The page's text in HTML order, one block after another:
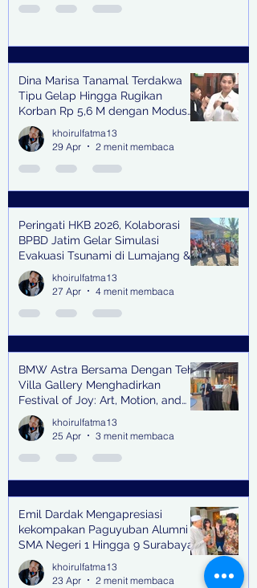
Dina Marisa Tanamal Terdakwa
Tipu Gelap Hingga Rugikan
Korban Rp 5,6 M dengan Modus
Kerja Sama Impor Bodong
khoirulfatma13
29 Apr
2 menit membaca
Peringati HKB 2026, Kolaborasi
BPBD Jatim Gelar Simulasi
Evakuasi Tsunami di Lumajang &
Trenggalek
khoirulfatma13
27 Apr
4 menit membaca
BMW Astra Bersama Dengan Teh
Villa Gallery Menghadirkan
Festival of Joy: Art, Motion, and
Scent
khoirulfatma13
25 Apr
3 menit membaca
Emil Dardak Mengapresiasi
kekompakan Paguyuban Alumni
SMA Negeri 1 Hingga 9 Surabaya
(Pasmanbaya) dalam Kegiatan
Halal Bihalal
khoirulfatma13
23 Apr
2 menit membaca